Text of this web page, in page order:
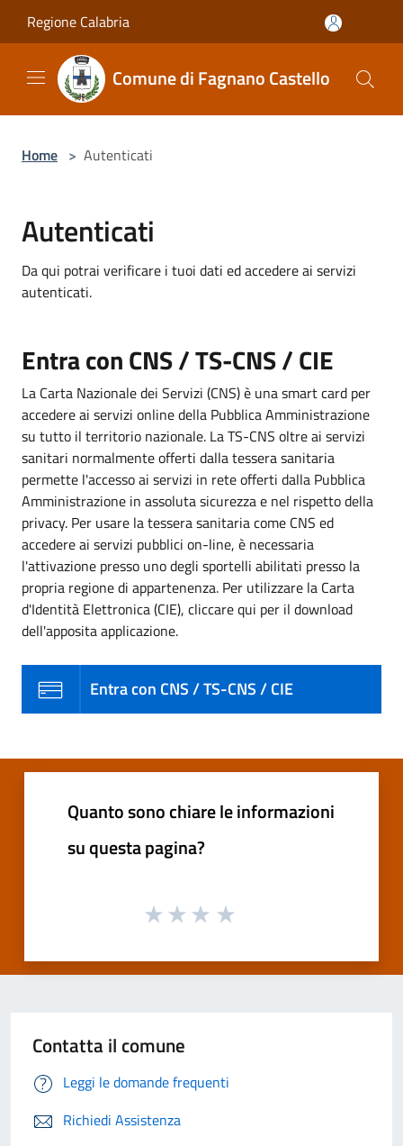
Regione Calabria
Comune di Fagnano Castello
Home > Autenticati
Autenticati
Da qui potrai verificare i tuoi dati ed accedere ai servizi
autenticati.
Entra con CNS / TS-CNS / CIE
La Carta Nazionale dei Servizi (CNS) è una smart card per
accedere ai servizi online della Pubblica Amministrazione
su tutto il territorio nazionale. La TS-CNS oltre ai servizi
sanitari normalmente offerti dalla tessera sanitaria
permette l'accesso ai servizi in rete offerti dalla Pubblica
Amministrazione in assoluta sicurezza e nel rispetto della
privacy. Per usare la tessera sanitaria come CNS ed
accedere ai servizi pubblici on-line, è necessaria
l'attivazione presso uno degli sportelli abilitati presso la
propria regione di appartenenza. Per utilizzare la Carta
d'Identità Elettronica (CIE), cliccare qui per il download
dell'apposita applicazione.
Entra con CNS / TS-CNS / CIE
Quanto sono chiare le informazioni
su questa pagina?
Contatta il comune
Leggi le domande frequenti
Richiedi Assistenza